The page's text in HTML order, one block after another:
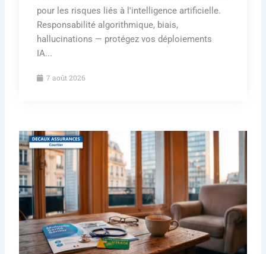
pour les risques liés à l'intelligence artificielle.
Responsabilité algorithmique, biais,
hallucinations — protégez vos déploiements
IA...
7 août 2026